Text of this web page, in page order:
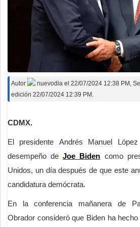
Autor nuevodia el 22/07/2024 12:38 PM,
edición 22/07/2024 12:39 PM.
CDMX.
El presidente Andrés Manuel
desempeño deJoe Biden como
Unidos, un día después de que este
candidatura demócrata.
En la conferencia mañanera de
Obrador consideró que Biden ha